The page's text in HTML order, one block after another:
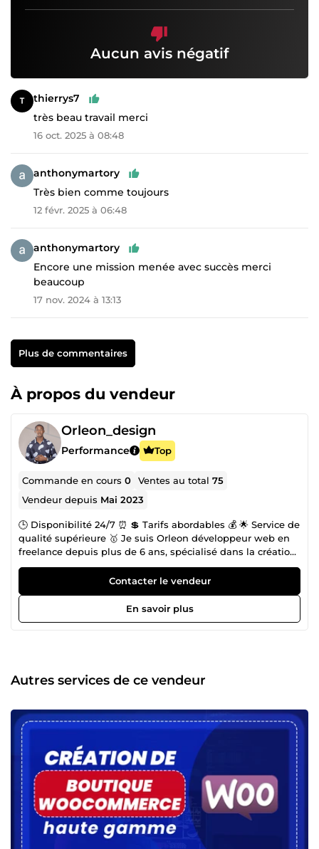
Aucun avis négatif
thierrys7
très beau travail merci
16 oct. 2025 à 08:48
anthonymartory
Très bien comme toujours
12 févr. 2025 à 06:48
anthonymartory
Encore une mission menée avec succès merci
beaucoup
17 nov. 2024 à 13:13
Plus de commentaires
À propos du vendeur
Orleon_design
Performance Top
Commande en cours0 Ventes au total75
Vendeur depuis Mai 2023
🕒 Disponibilité 24/7 ⏰ 💲 Tarifs abordables 💰 🌟 Service de
qualité supérieure 🥇 Je suis Orleon développeur web en
freelance depuis plus de 6 ans, spécialisé dans la création
de sites PrestaShop, Shopify et WordPress. ✅ Plus de 06
ans d'expérience en développement de sites PrestaShop,
Shopify et WordPress. ✅ Réalisation de nombreux sites
pour des entreprises renommées. ✅ Large gamme d'outils
spécialisés développés pour PrestaShop, Shopify et
WordPress. ✅ Spécialisation exclusive pour ces trois CMS.
Je vous accompagnerai tout au long de votre projet afin de
répondra au mieux à vos attentes.
Contacter le vendeur
En savoir plus
Autres services de ce vendeur